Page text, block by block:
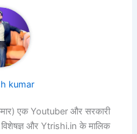
kumar
एक Youtuber और सरकारी
और Ytrishi.in के मालिक